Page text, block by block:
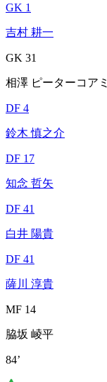
GK 1
吉村 耕一
GK 31
相澤 ピーターコアミ
DF 4
鈴木 慎之介
DF 17
知念 哲矢
DF 41
白井 陽貴
DF 41
薩川 淳貴
MF 14
脇坂 崚平
84’